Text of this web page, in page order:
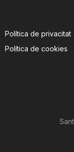
g
Política de privacitat
Política de cookies